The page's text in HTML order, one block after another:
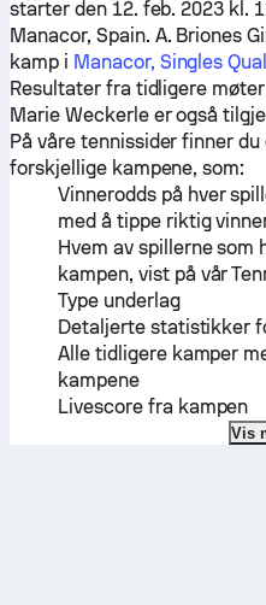
starter den 12. feb. 2023 kl.
Manacor, Spain. A. Briones
kamp i Manacor, Singles
Resultater fra tidligere
Marie Weckerleer også
På våre tennissider finner
forskjellige kampene, som:
Vinnerodds på hver
med å tippe riktig
Hvem av spillerne
kampen, vist på vår
Type underlag
Detaljerte statistikker
Alle tidligere kamper
kampene
Livescore fra kampen
Vis